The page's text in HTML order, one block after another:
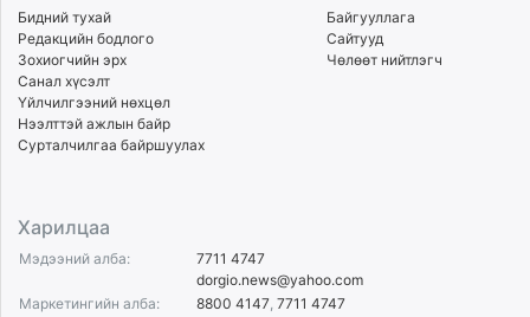
Бидний тухай
Редакцийн бодлого
Зохиогчийн эрх
Санал хүсэлт
Үйлчилгээний нөхцөл
Нээлттэй ажлын байр
Сурталчилгаа байршуулах
Байгууллага
Сайтууд
Чөлөөт нийтлэгч
Харилцаа
Мэдээний алба:
7711 4747
dorgio.news@yahoo.com
Маркетингийн алба:
8800 4147 7711 4747